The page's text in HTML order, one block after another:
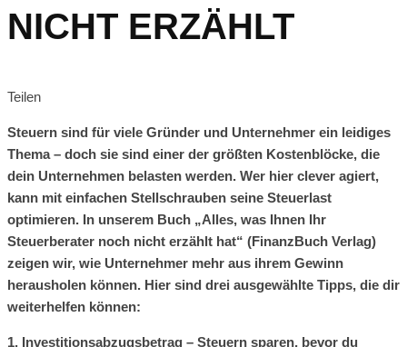
NICHT ERZÄHLT
Teilen
Steuern sind für viele Gründer und Unternehmer ein leidiges
Thema – doch sie sind einer der größten Kostenblöcke, die
dein Unternehmen belasten werden. Wer hier clever agiert,
kann mit einfachen Stellschrauben seine Steuerlast
optimieren. In unserem Buch „Alles, was Ihnen Ihr
Steuerberater noch nicht erzählt hat“ (FinanzBuch Verlag)
zeigen wir, wie Unternehmer mehr aus ihrem Gewinn
herausholen können. Hier sind drei ausgewählte Tipps, die dir
weiterhelfen können:
1. Investitionsabzugsbetrag – Steuern sparen, bevor du